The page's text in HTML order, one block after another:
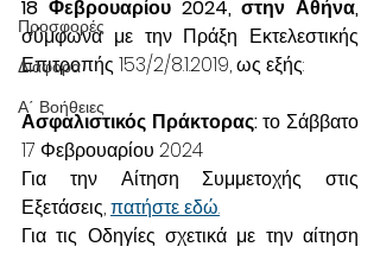
Προσφορές
Διάφορα
Α΄ Βοήθειες
σύμφωνα με την Πράξη Εκτελεστικής
Επιτροπής 153/2/8.1.2019, ως εξής:
Ασφαλιστικός Πράκτορας: το Σάββατο
17 Φεβρουαρίου 2024
Για την Αίτηση Συμμετοχής στις
Εξετάσεις, πατήστε εδώ.
Για τις Οδηγίες σχετικά με την αίτηση